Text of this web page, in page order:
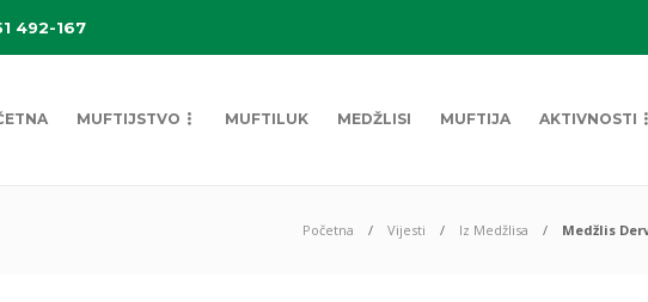
492-167
MUFTIJSTVO MUFTILUK MEDŽLISI MUFTIJA AKTIVNOSTI
Početna Vijesti Iz Medžlisa Medžlis